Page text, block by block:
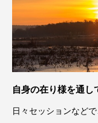
自身の在り様を通し
日々セッションなど